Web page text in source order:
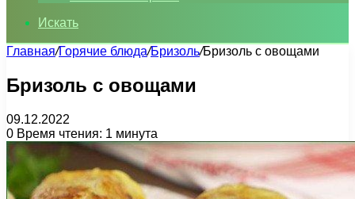
Искать
Главная/Горячие блюда/Бризоль/Бризоль с овощами
Бризоль с овощами
09.12.2022
0 Время чтения: 1 минута